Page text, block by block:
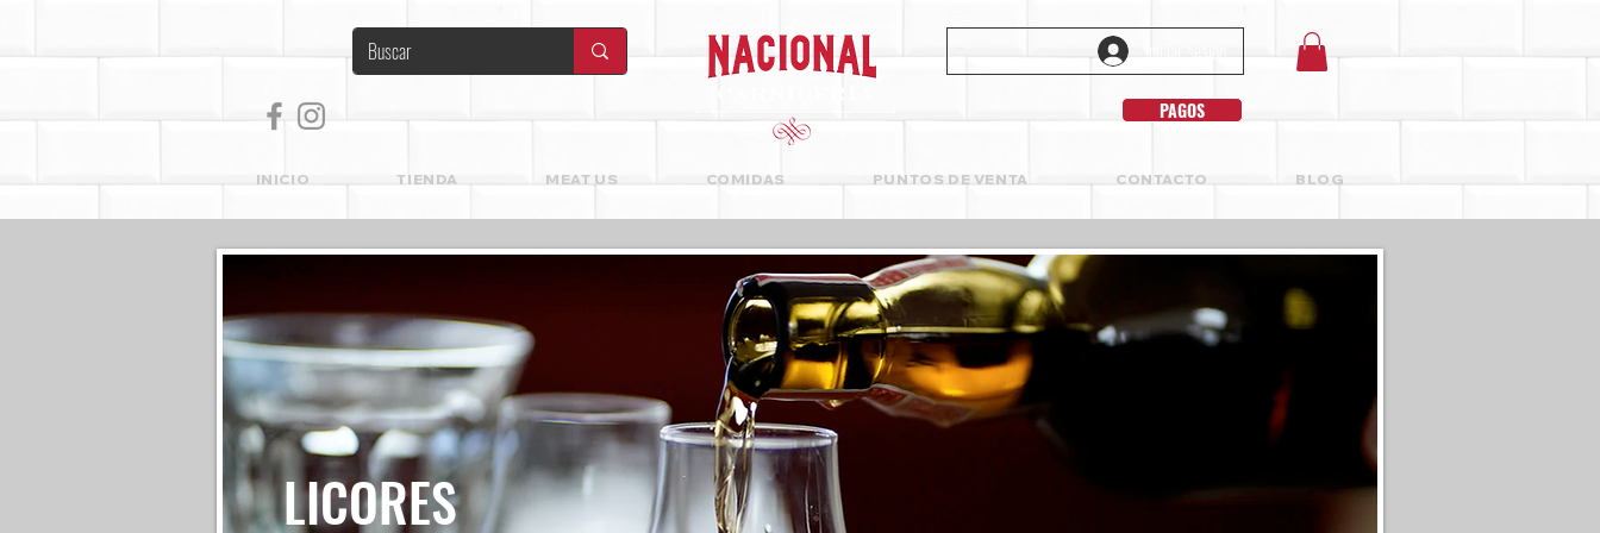
Iniciar sesión
PAGOS
INICIO TIENDA MEAT US COMIDAS PUNTOS DE VENTA CONTACTO BLOG
LICORES